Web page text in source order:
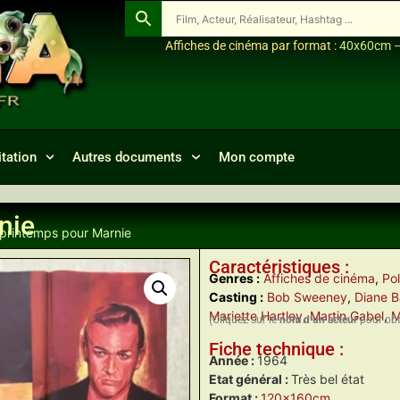
Affiches de cinéma par format :40x60cm –
Autres documents Mon compte
pour Marnie
Caractéristiques :
Genres : Affiches de cinéma,
Casting : Bob Sweeney, Diane
Mariette Hartley,Martin Gabel,
(Cliquez sur lenom d’un acteurpour
Fiche technique :
Année : 1964
Etat général :Très bel état